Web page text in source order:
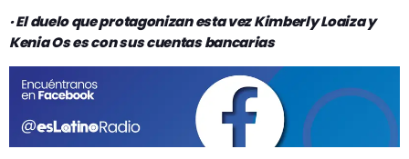
ACTUALIDAD
ESPECTÁCULOS
GEEKERS
PROGRAMACIÓN
INICIO
RADIO SPLENDID
· El duelo que protagonizan esta vez Kimberly Loaiza y
Kenia Os es con sus cuentas bancarias